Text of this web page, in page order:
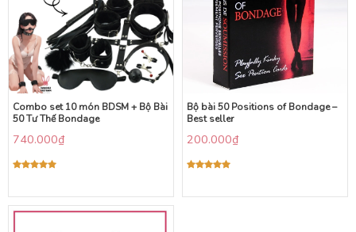
Combo set 10 món BDSM + Bộ Bài
50 Tư Thế Bondage
740.000₫
5 sao
Bộ bài 50 Positions of Bondage –
Best seller
200.000₫
5 sao